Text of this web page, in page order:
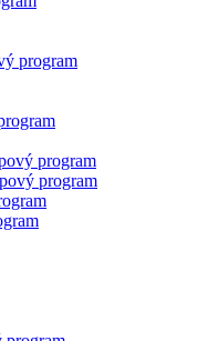
program
program
program